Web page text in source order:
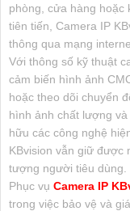
phòng, cửa hàng hoặc
tiên tiến, Camera IP
thông qua mạng
Với thông số kỹ thuật
cảm biến hình ảnh
hoặc theo dõi chuyển
hình ảnh chất lượng
hữu các công nghệ
KBvision vẫn giữ được
tượng người tiêu
Phục vụ Camera IP
trong việc bảo vệ và